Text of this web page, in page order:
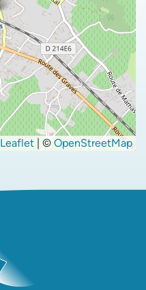
Leaflet © OpenStreetMap